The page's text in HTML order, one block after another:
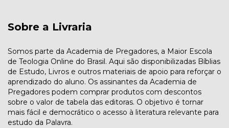
Sobre a Livraria
Somos parte da Academia de Pregadores, a Maior Escola
de Teologia Online do Brasil. Aqui são disponibilizadas Bíblias
de Estudo, Livros e outros materiais de apoio para reforçar o
aprendizado do aluno. Os assinantes da Academia de
Pregadores podem comprar produtos com descontos
sobre o valor de tabela das editoras. O objetivo é tornar
mais fácil e democrático o acesso à literatura relevante para
estudo da Palavra.